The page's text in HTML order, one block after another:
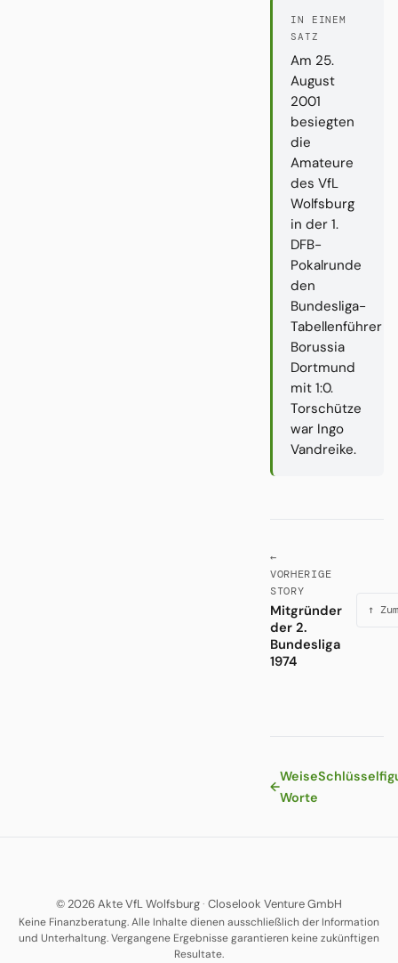
IN EINEM
SATZ
Am 25.
August
2001
besiegten
die
Amateure
des VfL
Wolfsburg
in der 1.
DFB-
Pokalrunde
den
Bundesliga-
Tabellenführer
Borussia
Dortmund
mit 1:0.
Torschütze
war Ingo
Vandreike.
←
VORHERIGE
STORY
Mitgründer
der 2.
Bundesliga
1974
↑
←
Weise
Worte
© 2026 Akte VfL Wolfsburg· Closelook Venture GmbH
Keine Finanzberatung. Alle Inhalte dienen ausschließlich der Information
und Unterhaltung. Vergangene Ergebnisse garantieren keine zukünftigen
Resultate.